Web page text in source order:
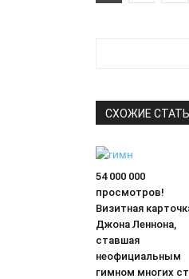
СХОЖИЕ
54 000 000
просмотров!
Визитная
Джона Леннона,
ставшая
неофициальным
гимном многих